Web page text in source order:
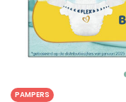
PAMPERS